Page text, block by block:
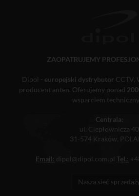
ZAOPATRUJEMY
Dipol - europejski dystrybutor CCTV,
producent anten. Oferujemy ponad
wsparciem
Centrala:
ul. Ciepłownicza 40
31-574 Kraków,
Email: dipol@dipol.com.pl Tel.:
Nasza sieć